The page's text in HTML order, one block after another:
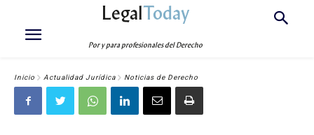
LegalToday
Por y para profesionales del Derecho
Inicio Actualidad Jurídica Noticias de Derecho